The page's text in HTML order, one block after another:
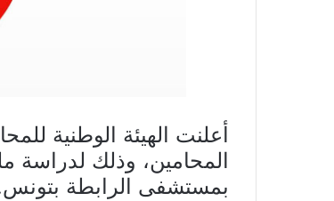
أعلنت الهيئة الوطنية
بمستشفى الرابطة